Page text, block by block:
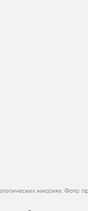
миссиях. Фото: